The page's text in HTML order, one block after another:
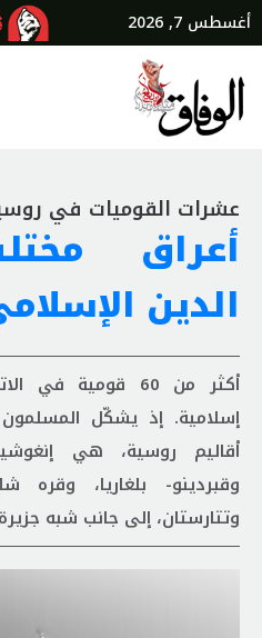
أغسطس 7, 2026
عشرات القوميات في
أعراق
الدين
أكثر من 60
إسلامية. إذ يشكّل
أقاليم روسية، هي
وقبردينو- بلغاريا، وقره
وتتارستان، إلى جانب شبه